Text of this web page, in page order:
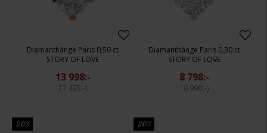
Diamanthänge Paris 0,50 ct
STORY OF LOVE
13 998:-
17 498:-
Diamanthänge Paris 0,30 ct
STORY OF LOVE
8 798:-
10 998:-
20% 20%